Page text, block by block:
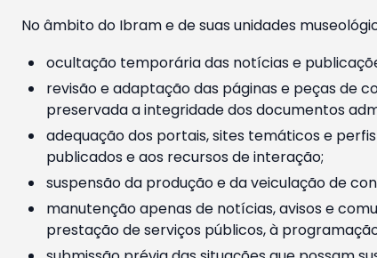
No âmbito do Ibram e de suas unidades
ocultação temporária das notícias e
revisão e adaptação das páginas e peças de
preservada a integridade dos documentos
adequação dos portais, sites temáticos e
publicados e aos recursos de interação;
suspensão da produção e da veiculação de
manutenção apenas de notícias, avisos e
prestação de serviços públicos, à